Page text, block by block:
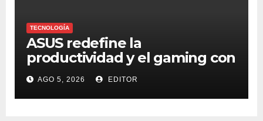
TECNOLOGÍA
ASUS redefine la
productividad y el gaming con
la experiencia Duo
AGO 5, 2026 EDITOR